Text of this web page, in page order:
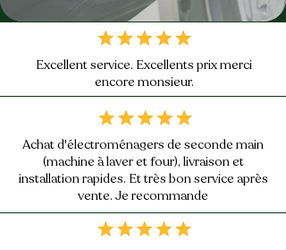
Excellent service. Excellents prix merci
encore monsieur.
Achat d'électroménagers de seconde main
(machine à laver et four), livraison et
installation rapides. Et très bon service après
vente. Je recommande